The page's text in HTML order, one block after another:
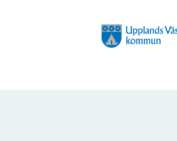
Logotyp
der
Organisation